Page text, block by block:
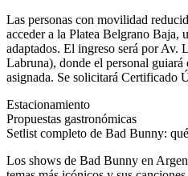
Las personas con movilidad
acceder a la Platea Belgrano Baja,
adaptados. El ingreso será por Av.
Labruna), donde el personal
asignada. Se solicitará Certificado
Estacionamiento
Propuestas gastronómicas
Setlist completo de Bad Bunny:
Los shows de Bad Bunny en